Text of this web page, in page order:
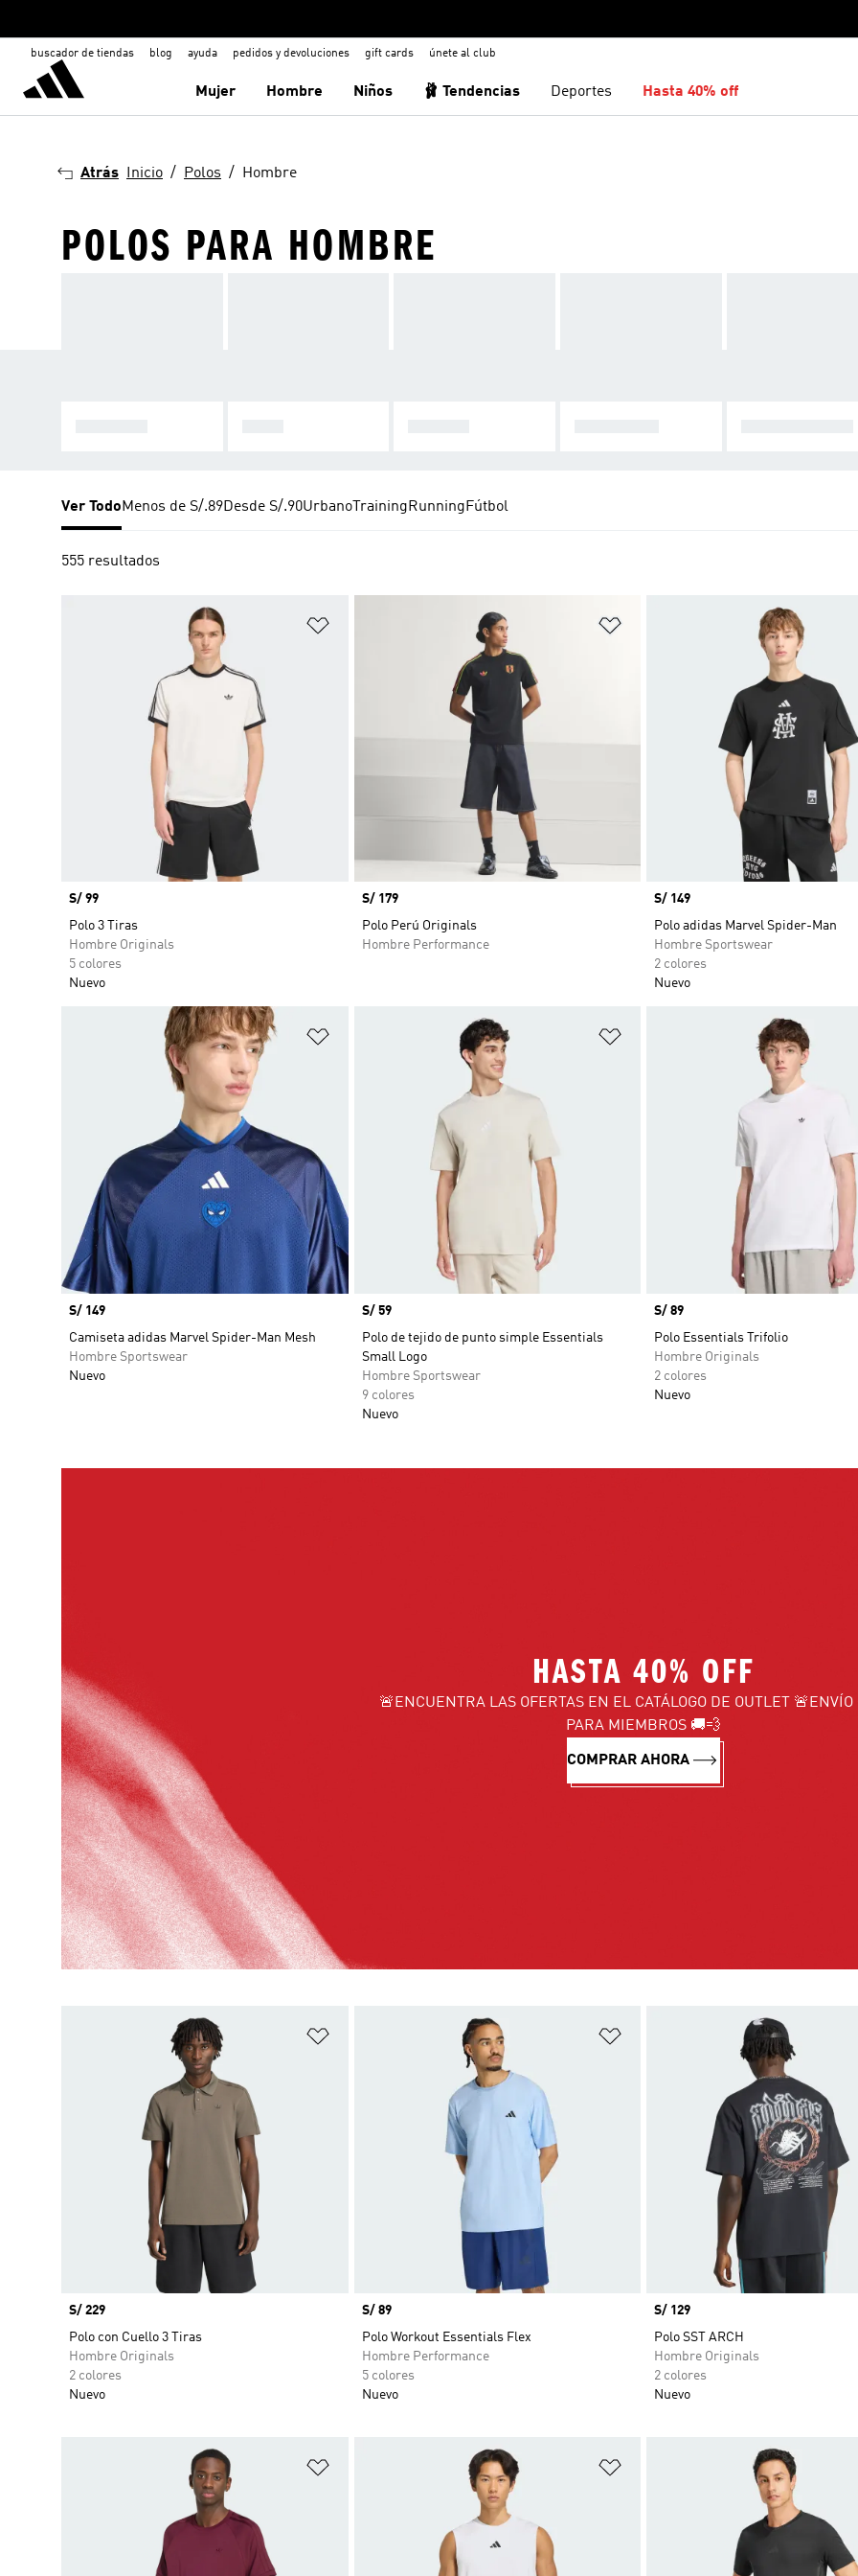
buscador de tiendas blog ayuda pedidos y devoluciones gift cards únete al club
Mujer Hombre Niños 🩰 Tendencias Deportes Hasta 40% off
Atrás Inicio Polos Hombre
POLOS PARA HOMBRE
Ver TodoMenos de S/.89Desde S/.90UrbanoTrainingRunningFútbol
555 resultados
Añadir a la lista de deseos
Precio
S/ 99
Polo 3 Tiras
Hombre Originals
5 colores
Nuevo
Añadir a la lista de deseos
Precio
S/ 179
Polo Perú Originals
Hombre Performance
Precio
S/ 149
Polo adidas Marvel Spider-Man
Hombre Sportswear
2 colores
Nuevo
Añadir a la lista de deseos
Precio
S/ 149
Camiseta adidas Marvel Spider-Man Mesh
Hombre Sportswear
Nuevo
Añadir a la lista de deseos
Precio
S/ 59
Polo de tejido de punto simple Essentials
Small Logo
Hombre Sportswear
9 colores
Nuevo
Precio
S/ 89
Polo Essentials Trifolio
Hombre Originals
2 colores
Nuevo
Añadir a la lista de deseos
Precio
S/ 229
Polo con Cuello 3 Tiras
Hombre Originals
2 colores
Nuevo
Añadir a la lista de deseos
Precio
S/ 89
Polo Workout Essentials Flex
Hombre Performance
5 colores
Nuevo
Precio
S/ 129
Polo SST ARCH
Hombre Originals
2 colores
Nuevo
Añadir a la lista de deseos Añadir a la lista de deseos
HASTA 40% OFF
🚨ENCUENTRA LAS OFERTAS EN EL CATÁLOGO DE OUTLET 🚨ENVÍO
PARA MIEMBROS 🚚💨
COMPRAR AHORA